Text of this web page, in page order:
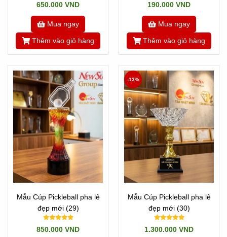
bàn, chuyền
650.000 VND
Mua ngay
Thêm vào giỏ hàng
190.000 VND
Mua ngay
Thêm vào giỏ hàng
Mẫu Cúp Pickleball pha lê
đẹp mới (29)
850.000 VND
Mẫu Cúp Pickleball pha lê
đẹp mới (30)
1.300.000 VND
-13%